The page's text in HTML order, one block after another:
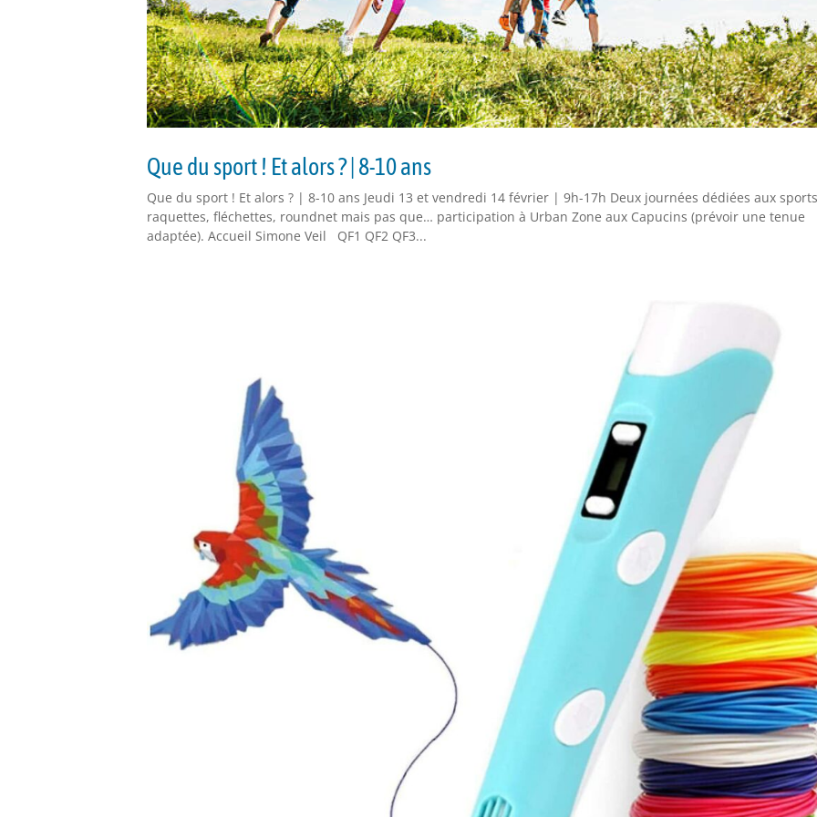
Que du sport ! Et alors ? | 8-10 ans
Que du sport ! Et alors ? | 8-10 ans Jeudi 13 et vendredi 14 février | 9h-17h Deux journées dédiées aux
raquettes, fléchettes, roundnet mais pas que… participation à Urban Zone aux Capucins (prévoir une tenue
adaptée). Accueil Simone Veil QF1 QF2 QF3...